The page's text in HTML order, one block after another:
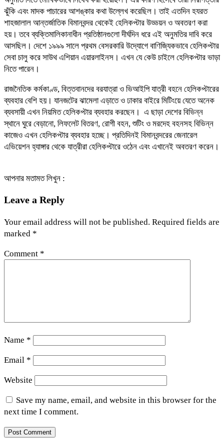
ঝুঁকি এবং মাদক পাচারের আশঙ্কার কথা উল্লেখ করেছিল। তাই এতদিন হযরত
শাহজালাল আন্তর্জাতিক বিমানবন্দর থেকেই হেলিকপ্টার উড্ডয়ন ও অবতরণ করা
হয়। তবে ব্যক্তিমালিকানাধীন প্রতিষ্ঠানগুলো দীর্ঘদিন ধরে এই অনুমতির দাবি করে
আসছিল। দেশে ১৯৯৯ সালে প্রথম বেসরকারি উদ্যোগে বাণিজ্যিকভাবে হেলিকপ্টার
সেবা চালু করে সাউথ এশিয়ান এয়ারলাইনস। এখন যে কেউ চাইলে হেলিকপ্টার ভাড়া
নিতে পারেন।
রাজনৈতিক কর্মকাণ্ড, বিত্তবানদের বরযাত্রা ও ভিআইপি যাত্রী বহনে হেলিকপ্টারের
ব্যবহার বেশি হয়। যানজটের ঝামেলা এড়াতে ও ঢাকার বাইরে মিটিংয়ে যেতে অনেক
ব্যবসায়ী এখন নিয়মিত হেলিকপ্টার ব্যবহার করছেন। এ ছাড়া দেশের বিভিন্ন
স্থানে ঘুরে বেড়ানো, লিফলেট বিতরণ, রোগী বহন, শুটিং ও মরদেহ বহনসহ বিভিন্ন
কাজেও এখন হেলিকপ্টার ব্যবহার হচ্ছে। প্রতিদিনই বিমানবন্দরের জেনারেল
এভিয়েশন হ্যাঙ্গার থেকে যাত্রীরা হেলিকপ্টারে ওঠেন এবং এখানেই অবতরণ করেন।
আপনার মতামত লিখুন :
Leave a Reply
Your email address will not be published. Required fields are
marked *
Comment *
Name *
Email *
Website
Save my name, email, and website in this browser for the
next time I comment.